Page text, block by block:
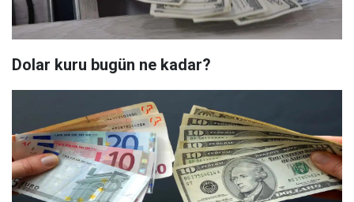
Dolar kuru bugün ne kadar?